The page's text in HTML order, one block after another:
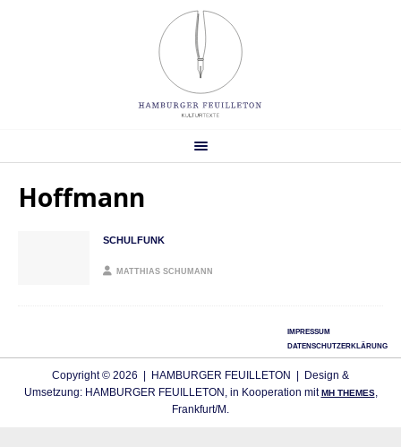
Hoffmann
SCHULFUNK
MATTHIAS SCHUMANN
IMPRESSUM
DATENSCHUTZERKLÄRUNG
Copyright © 2026 | HAMBURGER FEUILLETON | Design &
Umsetzung: HAMBURGER FEUILLETON, in Kooperation mitMH THEMES,
Frankfurt/M.